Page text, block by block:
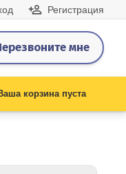
Регистрация
мне
корзина пуста